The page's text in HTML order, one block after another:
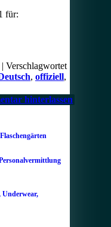
für:
| Verschlagwortet
, offiziell,
hinterlassen